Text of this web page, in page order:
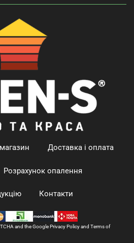
Доставка і оплата
Розрахунок опалення
Контакти
and the GooglePrivacy Policyand Terms of